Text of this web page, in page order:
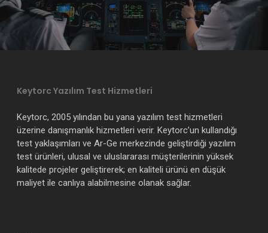
Keytorc Yazılım Test Hizmetleri
Keytorc, 2005 yılından bu yana yazılım test hizmetleri
üzerine danışmanlık hizmetleri verir. Keytorc’un kullandığı
test yaklaşımları ve Ar-Ge merkezinde geliştirdiği yazılım
test ürünleri, ulusal ve uluslararası müşterilerinin yüksek
kalitede projeler geliştirerek; en kaliteli ürünü en düşük
maliyet ile canlıya alabilmesine olanak sağlar.